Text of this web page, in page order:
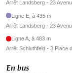
Arrêt Landsberg - 23
Ligne E, à 435 m
Arrêt Landsberg - 23
Ligne A, à 483 m
Arrêt Schluthfeld - 3 Place
En bus